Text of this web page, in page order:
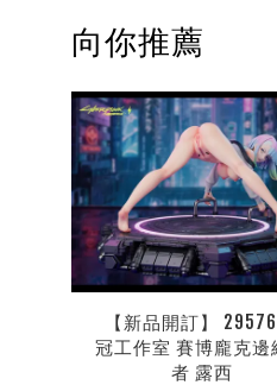
向你推薦
【新品開訂】
冠工作室 賽博龐克邊
者 露西